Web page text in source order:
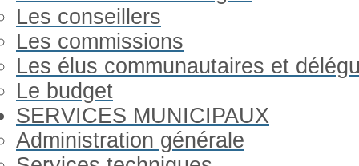
Les conseillers
Les commissions
Les élus communautaires et
Le budget
SERVICES MUNICIPAUX
Administration générale